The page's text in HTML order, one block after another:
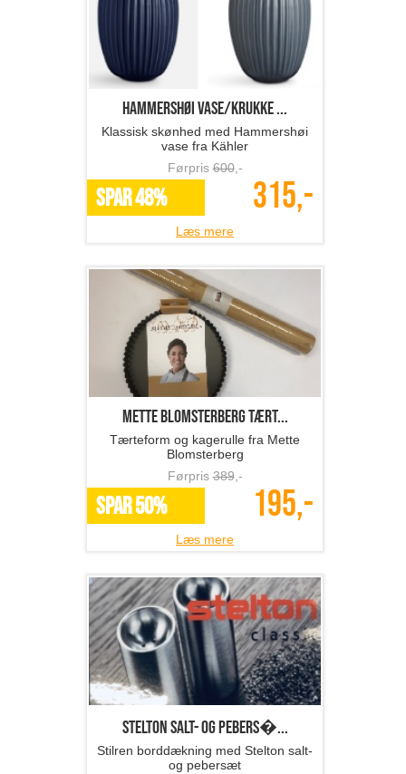
Hammershøi vase/krukke ...
Klassisk skønhed med Hammershøi
vase fra Kähler
Førpris600,-
SPAR 48% 315,-
Læs mere
Mette Blomsterberg tært...
Tærteform og kagerulle fra Mette
Blomsterberg
Førpris389,-
SPAR 50% 195,-
Læs mere
Stelton salt- og pebers�...
Stilren borddækning med Stelton salt-
og pebersæt